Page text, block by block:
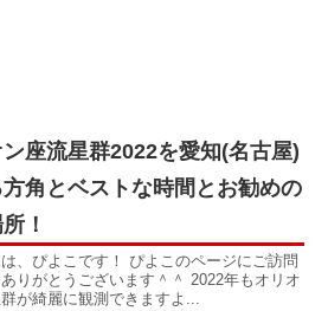
座流星群2022を愛知(名古屋)
角とベストな時間とお勧めの
！
、ぴよこです！ ぴよこのページにご訪問
りがとうございます＾＾ 2022年もオリオ
が綺麗に観測できますよ...